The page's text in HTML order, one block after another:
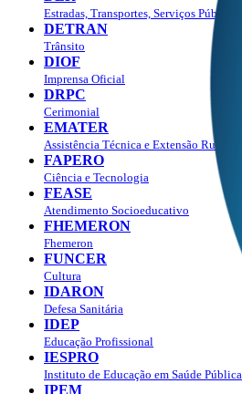
Estradas, Transportes, Serviços Públicos
DETRAN
Trânsito
DIOF
Imprensa Oficial
DRPC
Cerimonial
EMATER
Assistência Técnica e Extensão Rural
FAPERO
Ciência e Tecnologia
FEASE
Atendimento Socioeducativo
FHEMERON
Fhemeron
FUNCER
Cultura
IDARON
Defesa Sanitária
IDEP
Educação Profissional
IESPRO
Instituto de Educação em Saúde Pública
IPEM